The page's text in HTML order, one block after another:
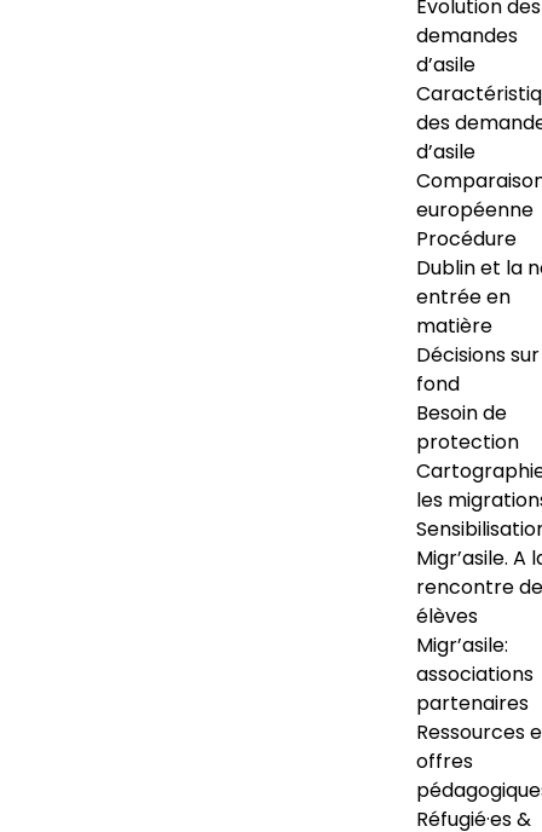
Évolution des
demandes
d’asile
des
d’asile
européenne
Procédure
Dublin et la
entrée en
matière
Décisions
fond
Besoin de
protection
les
Migr’asile. A
rencontre
élèves
Migr’asile:
associations
partenaires
Ressources
offres
Réfugié·es &